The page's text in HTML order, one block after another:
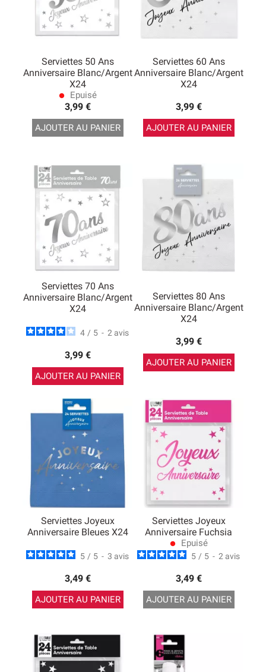
Serviettes 50 Ans
Anniversaire Blanc/argent
X24
lens Epuisé
3,99 €
AJOUTER AU PANIER
Serviettes 60 Ans
Anniversaire Blanc/argent
X24
3,99 €
AJOUTER AU PANIER
Serviettes 70 Ans
Anniversaire Blanc/argent
X24
4 / 5 - 2 avis
3,99 €
AJOUTER AU PANIER
Serviettes 80 Ans
Anniversaire Blanc/argent
X24
3,99 €
AJOUTER AU PANIER
Serviettes Joyeux
Anniversaire Bleues X24
5 / 5 - 3 avis
3,49 €
AJOUTER AU PANIER
Serviettes Joyeux
Anniversaire Fuchsia
lens Epuisé
5 / 5 - 2 avis
3,49 €
AJOUTER AU PANIER